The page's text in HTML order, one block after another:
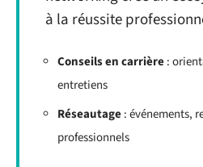
à la réussite
Conseils en carrière:
entretiens
Réseautage: événements,
professionnels